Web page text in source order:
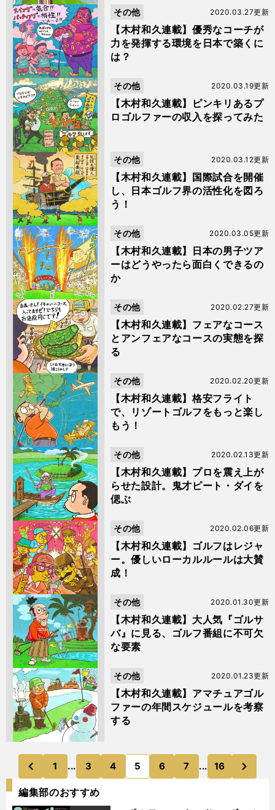
【木村和久連載】優秀なコーチが
力を発揮する環境を日本で築くに
は？
2020.03.27更新
その他
【木村和久連載】ピンキリあるプ
ロゴルファーの収入を探ってみた
2020.03.19更新
その他
【木村和久連載】国際試合を開催
し、日本ゴルフ界の活性化を図ろ
う！
2020.03.12更新
その他
【木村和久連載】日本の男子ツア
ーはどうやったら面白くできるの
か
2020.03.05更新
その他
【木村和久連載】フェアなコース
とアンフェアなコースの実態を探
る
2020.02.27更新
その他
【木村和久連載】格安フライト
で、リゾートゴルフをもっと楽し
もう！
2020.02.20更新
その他
【木村和久連載】プロを震え上が
らせた設計。鬼才ピート・ダイを
偲ぶ
2020.02.13更新
その他
【木村和久連載】ゴルフはレジャ
ー。優しいローカルルールは大賛
成！
2020.02.06更新
その他
【木村和久連載】大人気『ゴルサ
バ』に見る、ゴルフ番組に不可欠
な要素
2020.01.30更新
その他
【木村和久連載】アマチュアゴル
ファーの年間スケジュールを考察
する
2020.01.23更新
その他
前
1 ... 3 4 5 6 7 ... 16
編集部のおすすめ